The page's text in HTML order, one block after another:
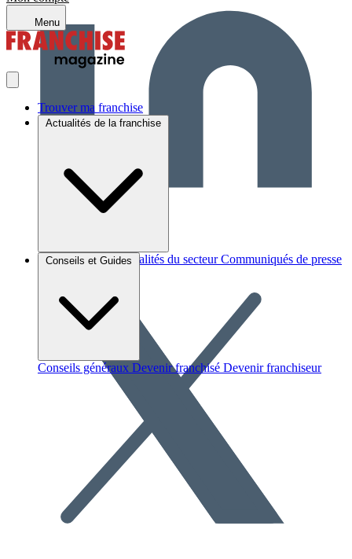
Menu
Trouver ma franchise
Actualités de la franchise
Brèves et actus Actualités du secteur Communiqués de presse
Conseils et Guides
Conseils généraux Devenir franchisé Devenir franchiseur